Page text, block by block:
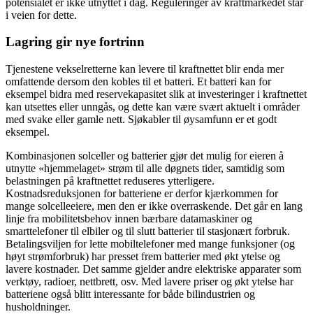
i veien for dette.
Lagring gir nye fortrinn
Tjenestene vekselretterne kan levere til kraftnettet blir enda mer
omfattende dersom den kobles til et batteri. Et batteri kan for
eksempel bidra med reservekapasitet slik at investeringer i kraftnettet
kan utsettes eller unngås, og dette kan være svært aktuelt i områder
med svake eller gamle nett. Sjøkabler til øysamfunn er et godt
eksempel.
Kombinasjonen solceller og batterier gjør det mulig for eieren å
utnytte «hjemmelaget» strøm til alle døgnets tider, samtidig som
belastningen på kraftnettet reduseres ytterligere.
Kostnadsreduksjonen for batteriene er derfor kjærkommen for
mange solcelleeiere, men den er ikke overraskende. Det går en lang
linje fra mobilitetsbehov innen bærbare datamaskiner og
smarttelefoner til elbiler og til slutt batterier til stasjonært forbruk.
Betalingsviljen for lette mobiltelefoner med mange funksjoner (og
høyt strømforbruk) har presset frem batterier med økt ytelse og
lavere kostnader. Det samme gjelder andre elektriske apparater som
verktøy, radioer, nettbrett, osv. Med lavere priser og økt ytelse har
batteriene også blitt interessante for både bilindustrien og
husholdninger.